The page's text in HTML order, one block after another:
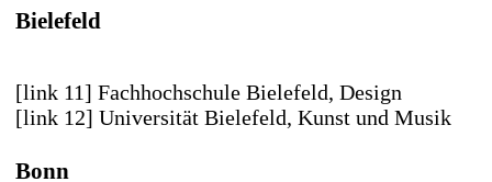
Bielefeld
[link 11] Fachhochschule Bielefeld, Design
[link 12] Universität Bielefeld, Kunst und Musik
Bonn